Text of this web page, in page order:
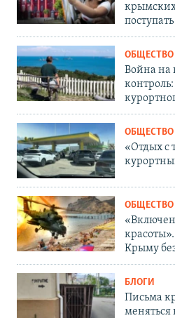
ОБЩЕСТВО
Война на
ОБЩЕСТВО
«Отдых с
ОБЩЕСТВО
Крыму
БЛОГИ
Письма
меняться